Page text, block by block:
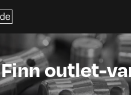
Finn outlet-